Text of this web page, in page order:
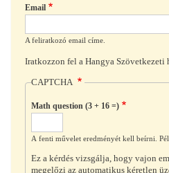
Email
A feliratkozó email címe.
Iratkozzon fel a Hangya Szövetkezeti
CAPTCHA
Math question (3 + 16 =)
A fenti művelet eredményét kell beírni.
Ez a kérdés vizsgálja, hogy vajon
megelőzi az automatikus kéretlen